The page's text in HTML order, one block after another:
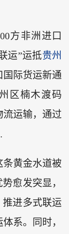
方非洲进口
运”运抵贵州
国际货运新通
区楠木渡码
流运输，通过
条黄金水道被
愈发突显，
推进多式联运
系。同时，